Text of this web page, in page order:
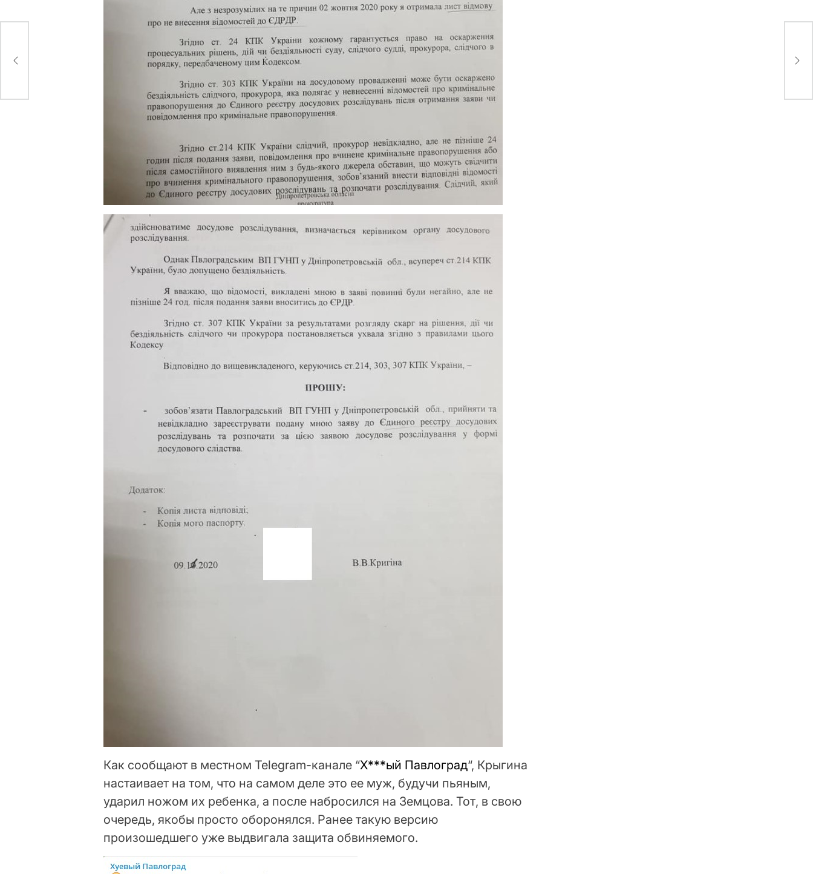
Как сообщают в местном Telegram-канале “Х***ый Павлоград“, Крыгина
настаивает на том, что на самом деле это ее муж, будучи пьяным,
ударил ножом их ребенка, а после набросился на Земцова. Тот, в свою
очередь, якобы просто оборонялся. Ранее такую версию
произошедшего уже выдвигала защита обвиняемого.